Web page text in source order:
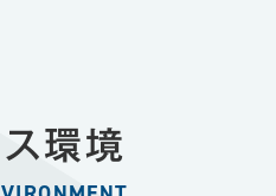
環境